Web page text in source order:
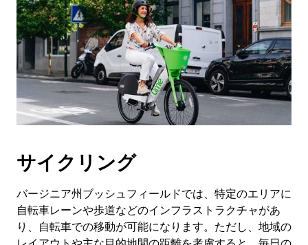
サイクリング
バージニア州ブッシュフィールドでは、特定のエリアに
自転車レーンや歩道などのインフラストラクチャがあ
り、自転車での移動が可能になります。ただし、地域の